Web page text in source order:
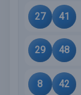
27 41
29 48
8 42